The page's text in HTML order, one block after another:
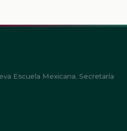
Escuela Mexicana. Secretaría